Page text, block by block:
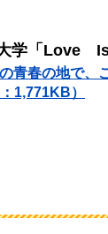
学「Love I
青春の地で、
1,771KB）